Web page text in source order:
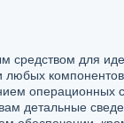
средством для
любых
операционных
детальные